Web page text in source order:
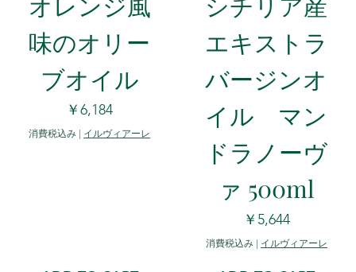
味のオリー
ブオイル
価格
￥6,184
消費税込み | イルヴィアーレ
エキストラ
バージンオ
イル マン
ドラノーヴ
ァ 500ml
価格
￥5,644
消費税込み| イルヴィアーレ